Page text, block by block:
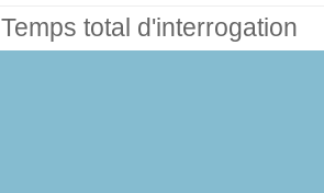
Temps total d'interrogation